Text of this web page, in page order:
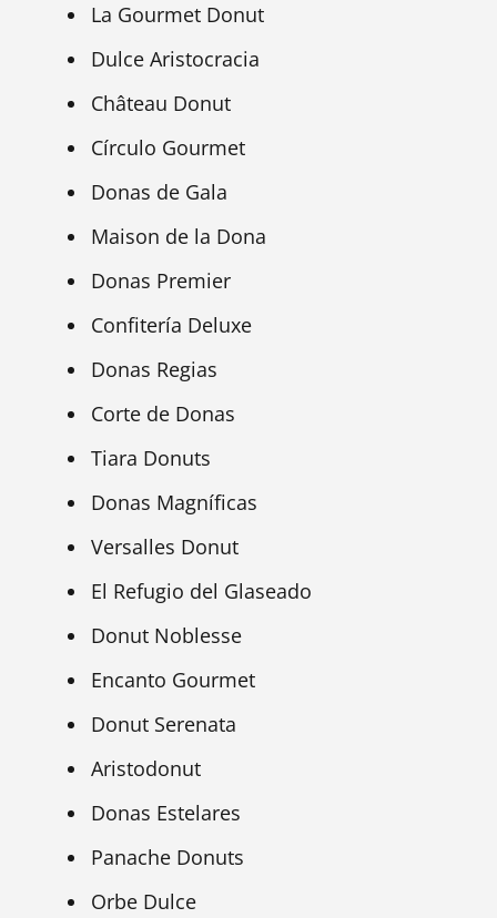
La Gourmet Donut
Dulce Aristocracia
Château Donut
Círculo Gourmet
Donas de Gala
Maison de la Dona
Donas Premier
Confitería Deluxe
Donas Regias
Corte de Donas
Tiara Donuts
Donas Magníficas
Versalles Donut
El Refugio del Glaseado
Donut Noblesse
Encanto Gourmet
Donut Serenata
Aristodonut
Donas Estelares
Panache Donuts
Orbe Dulce